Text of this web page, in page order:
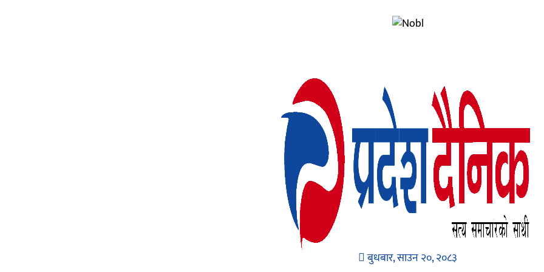
बुधबार, साउन २०, २०८३